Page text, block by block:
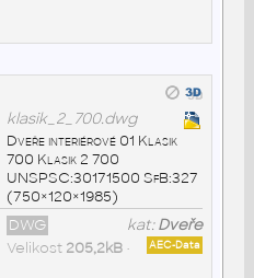
klasik_2_700.dwg
Dveře interiérové 01 Klasik
700 Klasik 2 700
UNSPSC:30171500 SfB:327
(750×120×1985)
kat:Dveře
DWG
AEC-Data
Velikost 205,2kB•